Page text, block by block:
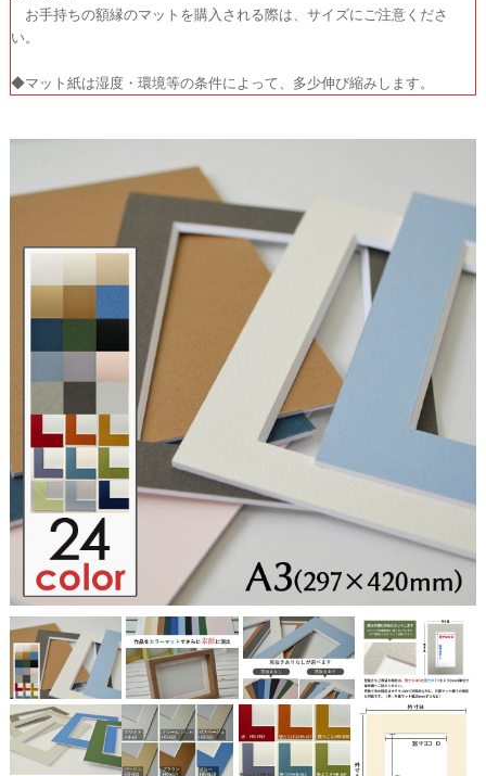
お手持ちの額縁のマットを購入される際は、サイズにご注意くださ
い。
◆マット紙は湿度・環境等の条件によって、多少伸び縮みします。